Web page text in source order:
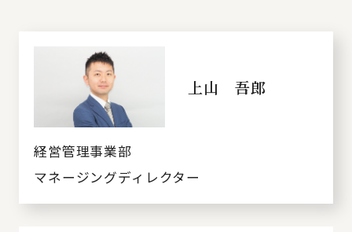
上山 吾郎
経営管理事業部
マネージングディレクター